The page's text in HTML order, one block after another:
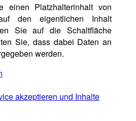
einen Platzhalterinhalt von
den eigentlichen Inhalt
Sie auf die Schaltfläche
Sie, dass dabei Daten an
werden.
akzeptieren und Inhalte